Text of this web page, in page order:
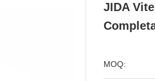
JIDA
MOQ: